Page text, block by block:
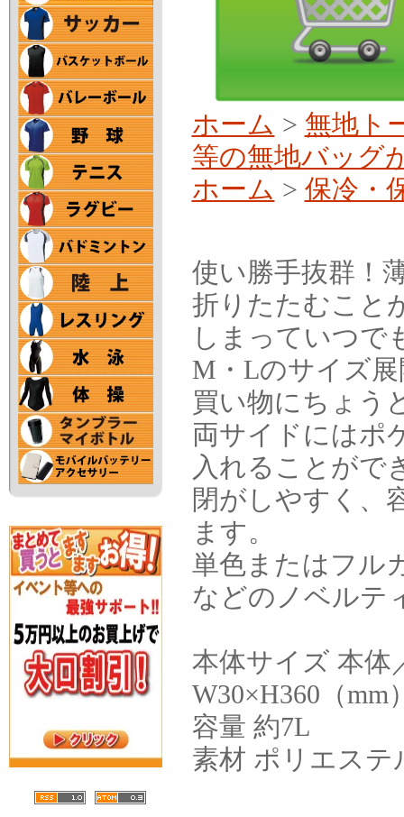
ホーム > 無地ト
等の無地バッグ
ホーム > 保冷・
使い勝手抜群！
折りたたむこと
しまっていつで
M・Lのサイズ
買い物にちょう
両サイドにはポ
入れることがで
閉がしやすく、
ます。
単色またはフル
などのノベルテ
本体サイズ 本体
W30×H360（mm
容量 約7L
素材 ポリエステ